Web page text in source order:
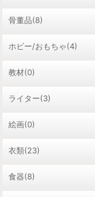
骨董品(8)
ホビー/おもちゃ(4)
教材(0)
ライター(3)
絵画(0)
衣類(23)
食器(8)